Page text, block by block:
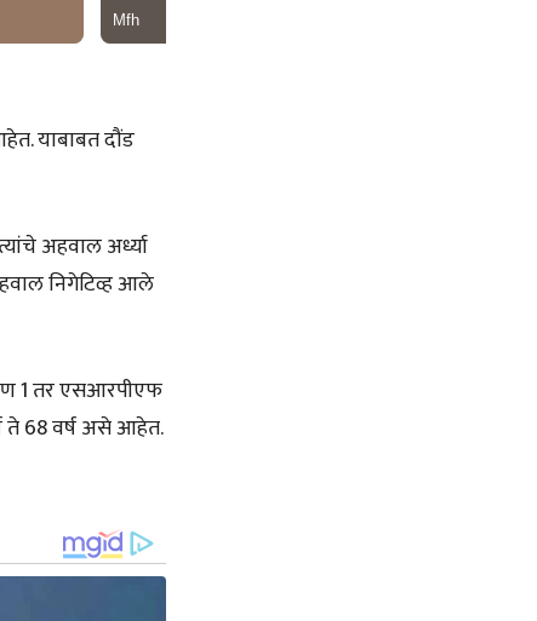
याबाबत दौंड
अहवाल अर्ध्या
निगेटिव्ह आले
1 तर एसआरपीएफ
ते 68 वर्ष असे आहेत.